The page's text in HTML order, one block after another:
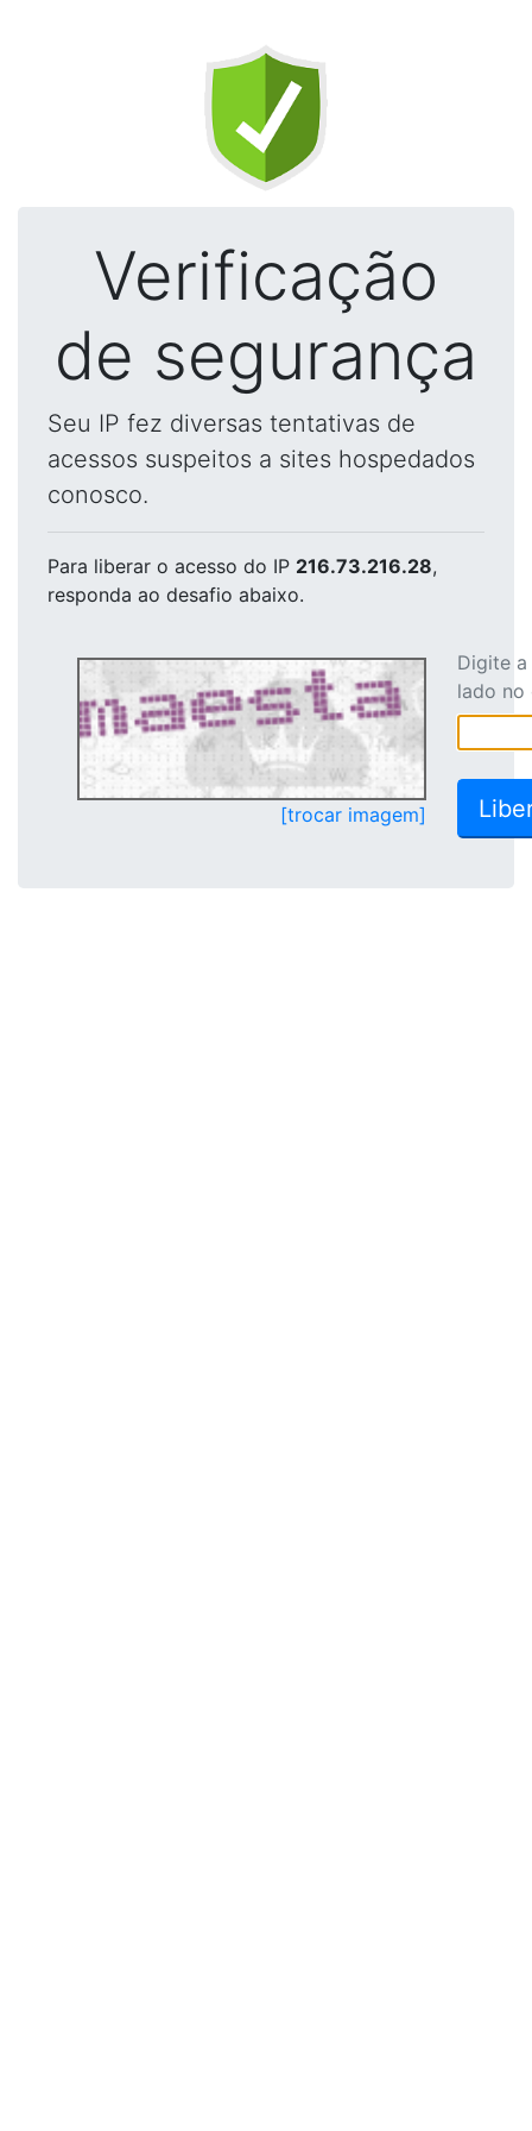
Verificação
de segurança
Seu IP fez diversas tentativas de
acessos suspeitos a sites hospedados
conosco.
Para liberar o acesso do IP 216.73.216.28,
responda ao desafio abaixo.
[trocar imagem]
Digite
lado no